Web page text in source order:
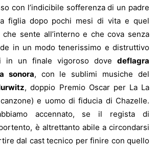
con l’indicibile sofferenza di un padre
figlia dopo pochi mesi di vita e quel
sente all’interno e che cova senza
in un modo tenerissimo e distruttivo
in un finale vigoroso dove deflagra
sonora, con le sublimi musiche del
, doppio Premio Oscar per La La
e uomo di fiducia di Chazelle.
accennato, se il regista di
è altrettanto abile a circondarsi
dal cast tecnico per finire con quello